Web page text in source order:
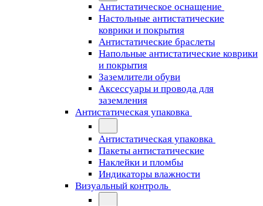
Антистатическое оснащение
Настольные антистатические
коврики и покрытия
Антистатические браслеты
Напольные антистатические коврики
и покрытия
Заземлители обуви
Аксессуары и провода для
заземления
Антистатическая упаковка
Антистатическая упаковка
Пакеты антистатические
Наклейки и пломбы
Индикаторы влажности
Визуальный контроль